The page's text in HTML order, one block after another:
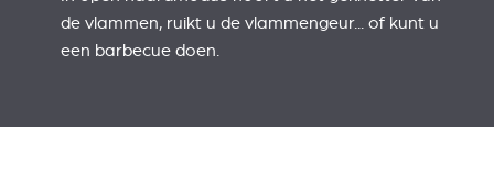
de vlammen, ruikt u de vlammengeur... of kunt u
een barbecue doen.